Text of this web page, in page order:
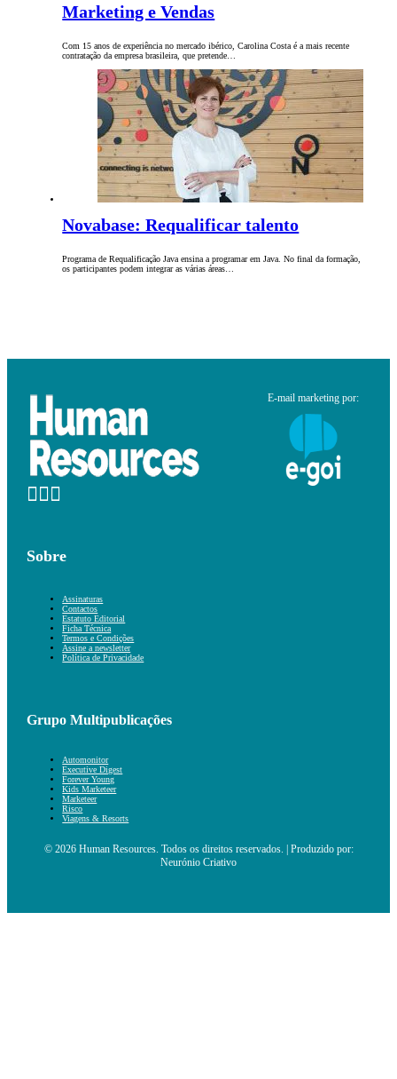
Marketing e Vendas
Com 15 anos de experiência no mercado ibérico, Carolina Costa é a mais recente
contratação da empresa brasileira, que pretende…
Novabase: Requalificar talento
Programa de Requalificação Java ensina a programar em Java. No final da formação,
os participantes podem integrar as várias áreas…
E-mail marketing por:
Sobre
Assinaturas
Contactos
Estatuto Editorial
Ficha Técnica
Termos e Condições
Assine a newsletter
Política de Privacidade
Grupo Multipublicações
Automonitor
Executive Digest
Forever Young
Kids Marketeer
Marketeer
Risco
Viagens & Resorts
© 2026 Human Resources. Todos os direitos reservados. | Produzido por:
Neurónio Criativo